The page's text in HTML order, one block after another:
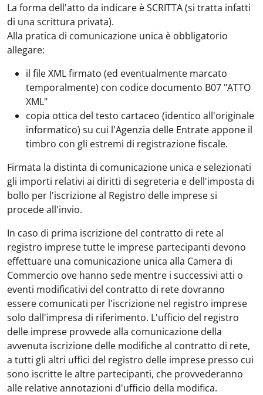
La forma dell'atto da indicare è SCRITTA (si tratta infatti
di una scrittura privata).
Alla pratica di comunicazione unica è obbligatorio
allegare:
il file XML firmato (ed eventualmente marcato
temporalmente) con codice documento B07 "ATTO
XML"
copia ottica del testo cartaceo (identico all'originale
informatico) su cui l'Agenzia delle Entrate appone il
timbro con gli estremi di registrazione fiscale.
Firmata la distinta di comunicazione unica e selezionati
gli importi relativi ai diritti di segreteria e dell'imposta di
bollo per l'iscrizione al Registro delle imprese si
procede all'invio.
In caso di prima iscrizione del contratto di rete al
registro imprese tutte le imprese partecipanti devono
effettuare una comunicazione unica alla Camera di
Commercio ove hanno sede mentre i successivi atti o
eventi modificativi del contratto di rete dovranno
essere comunicati per l'iscrizione nel registro imprese
solo dall'impresa di riferimento. L'ufficio del registro
delle imprese provvede alla comunicazione della
avvenuta iscrizione delle modifiche al contratto di rete,
a tutti gli altri uffici del registro delle imprese presso cui
sono iscritte le altre partecipanti, che provvederanno
alle relative annotazioni d'ufficio della modifica.